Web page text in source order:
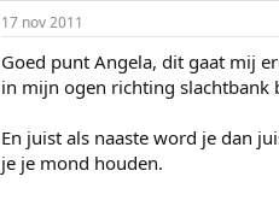
17 nov 2011
Goed punt Angela, dit gaat mij
in mijn ogen richting slachtbank
En juist als naaste word je dan
je je mond houden.